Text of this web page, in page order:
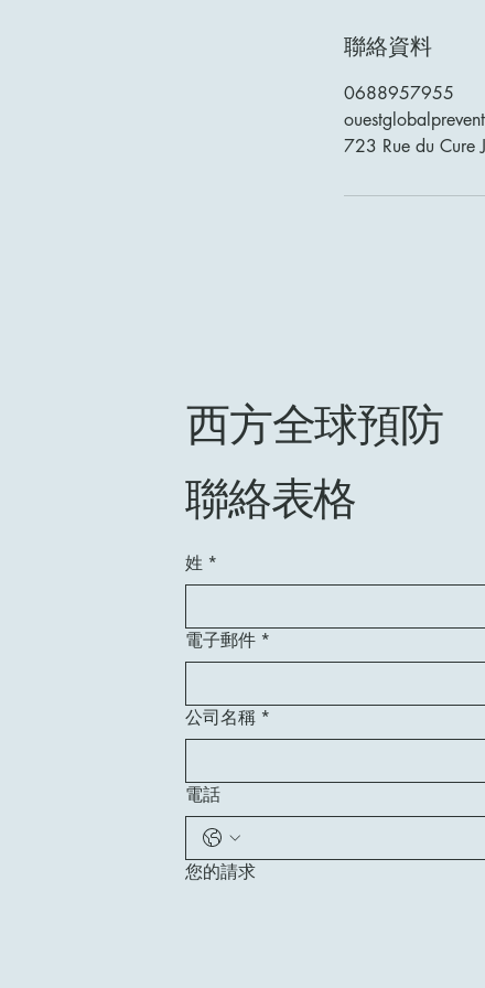
聯絡資料
0688957955
723 Rue du Cure
西方全球預防
聯絡表格
姓 *
電子郵件 *
公司名稱 *
電話
您的請求